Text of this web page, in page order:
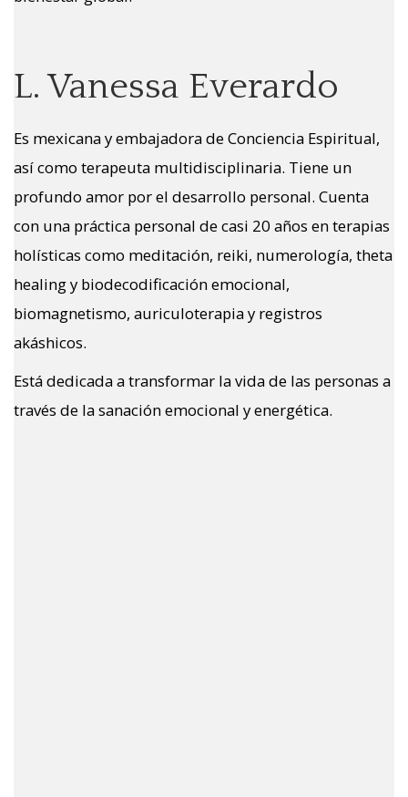
L. Vanessa Everardo
Es mexicana y embajadora de Conciencia Espiritual,
así como terapeuta multidisciplinaria. Tiene un
profundo amor por el desarrollo personal. Cuenta
con una práctica personal de casi 20 años en terapias
holísticas como meditación, reiki, numerología, theta
healing y biodecodificación emocional,
biomagnetismo, auriculoterapia y registros
akáshicos.
Está dedicada a transformar la vida de las personas a
través de la sanación emocional y energética.